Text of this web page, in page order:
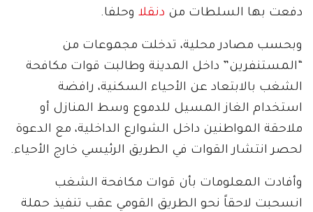
دفعت بها السلطات من دنقلا وحلفا.
وبحسب مصادر محلية، تدخلت مجموعات من
“المستنفرين” داخل المدينة وطالبت قوات مكافحة
الشغب بالابتعاد عن الأحياء السكنية، رافضة
استخدام الغاز المسيل للدموع وسط المنازل أو
ملاحقة المواطنين داخل الشوارع الداخلية، مع الدعوة
لحصر انتشار القوات في الطريق الرئيسي خارج الأحياء.
وأفادت المعلومات بأن قوات مكافحة الشغب
انسحبت لاحقاً نحو الطريق القومي عقب تنفيذ حملة